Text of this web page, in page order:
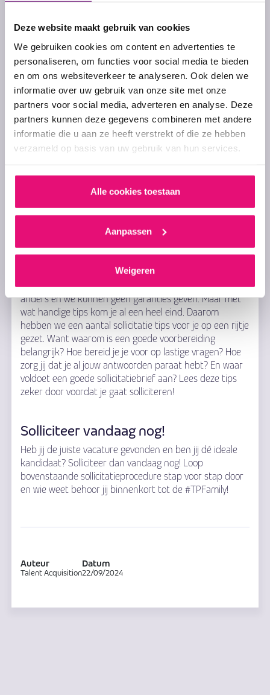
Deze website maakt gebruik van cookies
We gebruiken cookies om content en advertenties te
personaliseren, om functies voor social media te bieden
en om ons websiteverkeer te analyseren. Ook delen we
informatie over uw gebruik van onze site met onze
partners voor social media, adverteren en analyse. Deze
partners kunnen deze gegevens combineren met andere
informatie die u aan ze heeft verstrekt of die ze hebben
verzameld op basis van uw gebruik van hun services.
Alle cookies toestaan
Aanpassen
Weigeren
Op onze website staan allerlei interessante vacatures
waar je meteen op kunt reageren. Ben je benieuwd naar
ons actuele vacatureoverzicht?Klik dan hieren kies de
vacature die perfect bij jou past.
Werken bij TP
Bij Teleperformance kun je kiezen uit diverse functies
binnen onze contactcenters en staffafdelingen. We
bieden verschillende vacatures aan, zodat je de rol kunt
ofparttimewilt werken, de
eigen werktijden, zodat je voldoende ruimte houdt voor
familie, vrienden, hobby’s en sport.
Hulp nodig? Lees onze tips!
Hoe kan ik succesvol solliciteren? Iedere sollicitatie is
anders en we kunnen geen garanties geven. Maar met
wat handige tips kom je al een heel eind. Daarom
hebben we een aantal sollicitatie tips voor je op een rijtje
gezet. Want waarom is een goede voorbereiding
belangrijk? Hoe bereid je je voor op lastige vragen? Hoe
zorg jij dat je al jouw antwoorden paraat hebt? En waar
voldoet een goede sollicitatiebrief aan? Lees deze tips
zeker door voordat je gaat solliciteren!
Solliciteer vandaag nog!
Heb jij de juiste vacature gevonden en ben jij dé ideale
kandidaat? Solliciteer dan vandaag nog! Loop
bovenstaande sollicitatieprocedure stap voor stap door
en wie weet behoor jij binnenkort tot de #TPFamily!
Auteur
Talent Acquisition
Datum
22/09/2024